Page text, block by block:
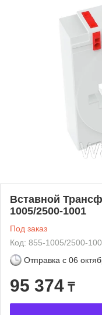
Вставной
1005/2500-1001
Под заказ
Код: 855-1005/2500-
Отправка с 06
95 374 ₸